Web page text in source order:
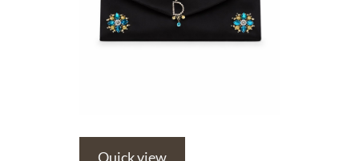
Quick view